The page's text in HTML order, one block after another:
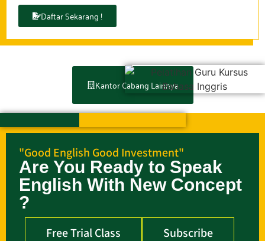
Daftar Sekarang !
Kantor Cabang Lainnya
"Good English Good Investment"
Are You Ready to Speak
English With New Concept
?
Free Trial Class Subscribe